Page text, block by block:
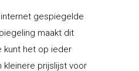
gespiegelde
maakt dit
kunt het op ieder
kleinere prijslijst voor
Instore
Storechannel
Storecoins
Rotpunkt
Schröder
Actueel
Vacatures
Consumenten